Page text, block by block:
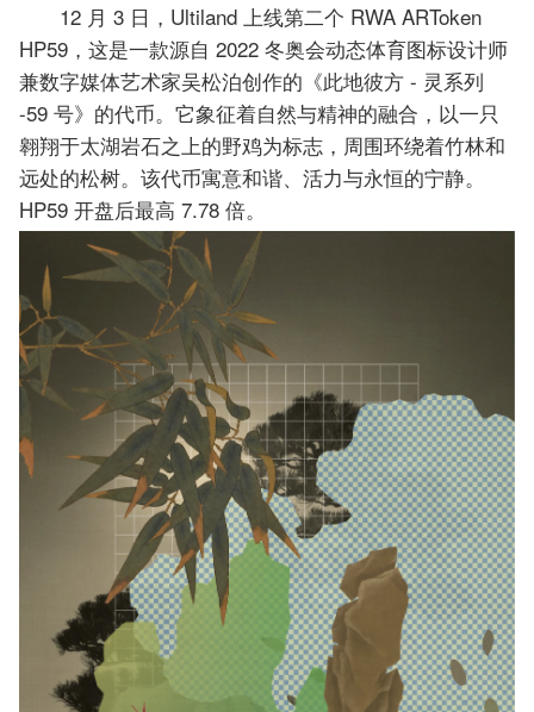
12 月 3 日，Ultiland 上线第二个 RWA ARToken
HP59，这是一款源自 2022 冬奥会动态体育图标设计师
兼数字媒体艺术家吴松泊创作的《此地彼方 - 灵系列
-59 号》的代币。它象征着自然与精神的融合，以一只
翱翔于太湖岩石之上的野鸡为标志，周围环绕着竹林和
远处的松树。该代币寓意和谐、活力与永恒的宁静。
HP59 开盘后最高 7.78 倍。